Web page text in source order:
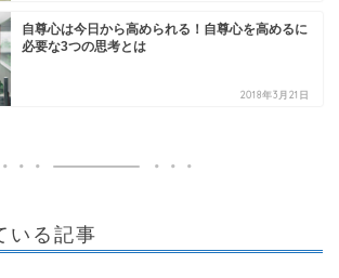
自尊心は今日から高められる！自尊心を高めるに
必要な3つの思考とは
2018年3月21日
いる記事